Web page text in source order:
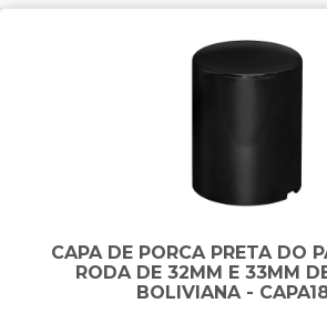
CAPA DE PORCA PRETA DO
RODA DE 32MM E 33MM
BOLIVIANA -